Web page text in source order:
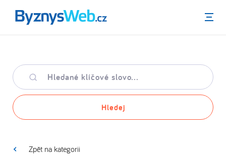
Menu
Hledané
klíčové
slovo
Hledej
Zpět na kategorii